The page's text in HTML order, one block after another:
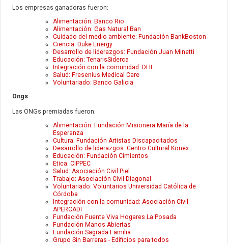
Los empresas ganadoras fueron:
Alimentación: Banco Rio
Alimentación: Gas Natural Ban
Cuidado del medio ambiente: Fundación BankBoston
Ciencia: Duke Energy
Desarrollo de liderazgos: Fundación Juan Minetti
Educación: TenarisSiderca
Integración con la comunidad: DHL
Salud: Fresenius Medical Care
Voluntariado: Banco Galicia
Ongs
Las ONGs premiadas fueron:
Alimentación: Fundación Misionera María de la
Esperanza
Cultura: Fundación Artistas Discapacitados
Desarrollo de liderazgos: Centro Cultural Konex
Educación: Fundación Cimientos
Etica: CIPPEC
Salud: Asociación Civil Piel
Trabajo: Asociación Civil Diagonal
Voluntariado: Voluntarios Universidad Católica de
Córdoba
Integración con la comunidad: Asociación Civil
APERCADI
Fundación Fuente Viva Hogares La Posada
Fundación Manos Abiertas
Fundación Sagrada Familia
Grupo Sin Barreras - Edificios para todos